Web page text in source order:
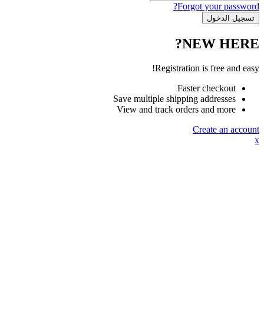
Forgot your password?
NEW HERE?
Registration is free and easy!
Faster checkout
Save multiple shipping addresses
View and track orders and more
Create an account
x